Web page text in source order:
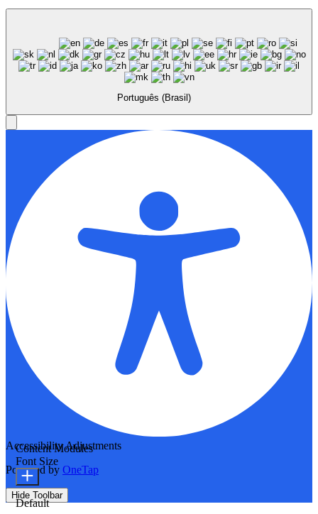
Português (Brasil)
Accessibility Adjustments
Powered by OneTap
Hide Toolbar
Content Modules
Font Size
Default